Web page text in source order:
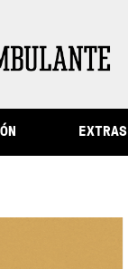
EXTRAS